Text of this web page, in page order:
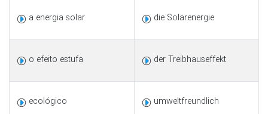
a energia solar die Solarenergie
o efeito estufa der Treibhauseffekt
ecológico umweltfreundlich